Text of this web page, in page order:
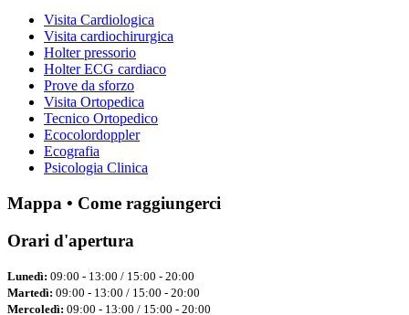
Visita Cardiologica
Visita cardiochirurgica
Holter pressorio
Holter ECG cardiaco
Prove da sforzo
Visita Ortopedica
Tecnico Ortopedico
Ecocolordoppler
Ecografia
Psicologia Clinica
Mappa • Come raggiungerci
Orari d'apertura
Lunedì: 09:00 - 13:00 / 15:00 - 20:00
Martedì: 09:00 - 13:00 / 15:00 - 20:00
Mercoledì: 09:00 - 13:00 / 15:00 - 20:00